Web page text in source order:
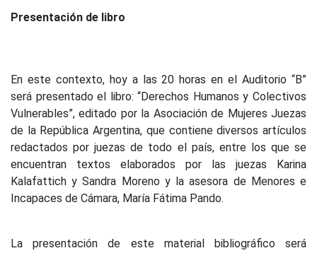
Presentación de libro
En este contexto, hoy a las 20 horas en el Auditorio “B”
será presentado el libro: “Derechos Humanos y Colectivos
Vulnerables”, editado por la Asociación de Mujeres Juezas
de la República Argentina, que contiene diversos artículos
redactados por juezas de todo el país, entre los que se
encuentran textos elaborados por las juezas Karina
Kalafattich y Sandra Moreno y la asesora de Menores e
Incapaces de Cámara, María Fátima Pando.
La presentación de este material bibliográfico será